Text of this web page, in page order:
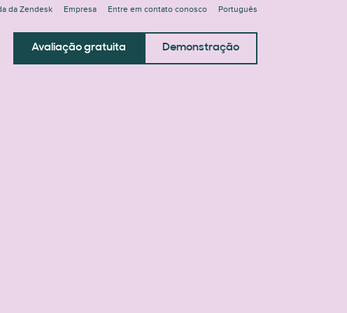
da Zendesk Empresa Entre em contato conosco Português
Avaliação gratuita Demonstração